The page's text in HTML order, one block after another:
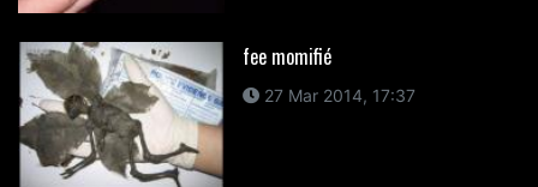
fee momifié
27 Mar 2014, 17:37